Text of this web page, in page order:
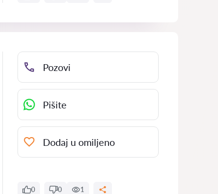
Pozovi
Pišite
Dodaj u omiljeno
0 0 1